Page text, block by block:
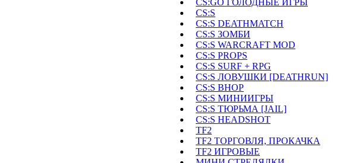
CS:GO ГОЛОДНЫЕ ИГРЫ
CS:S
CS:S DEATHMATCH
CS:S ЗОМБИ
CS:S WARCRAFT MOD
CS:S PROPS
CS:S SURF + RPG
CS:S ЛОВУШКИ [DEATHRUN]
CS:S BHOP
CS:S МИНИИГРЫ
CS:S ТЮРЬМА [JAIL]
CS:S HEADSHOT
TF2
TF2 ТОРГОВЛЯ, ПРОКАЧКА
TF2 ИГРОВЫЕ